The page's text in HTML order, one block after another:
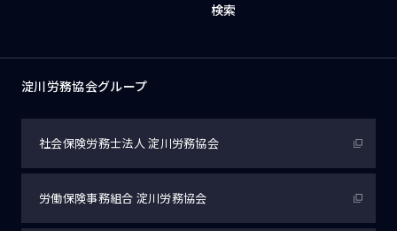
検索
淀川労務協会グループ
社会保険労務士法人淀川労務協会
労働保険事務組合 淀川労務協会